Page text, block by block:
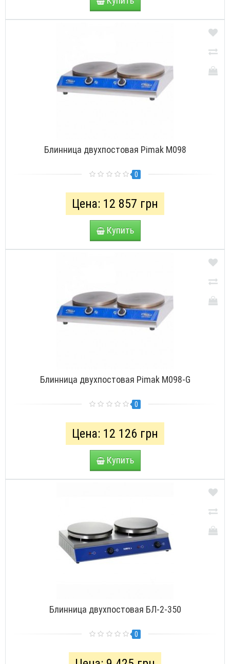
Блинница двухпостовая Pimak М098
0
Цена: 12 857 грн
Купить
Блинница двухпостовая Pimak М098-G
0
Цена: 12 126 грн
Купить
Блинница двухпостовая БЛ-2-350
0